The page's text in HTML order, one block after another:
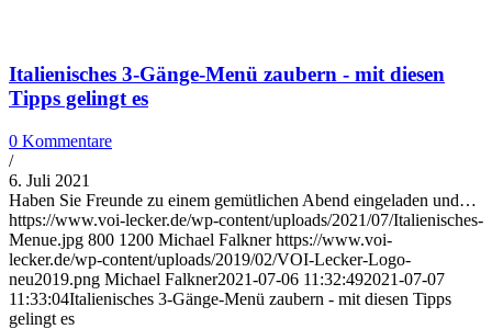
Italienisches 3-Gänge-Menü zaubern - mit diesen
Tipps gelingt es
0 Kommentare
/
6. Juli 2021
Haben Sie Freunde zu einem gemütlichen Abend eingeladen und…
https://www.voi-lecker.de/wp-content/uploads/2021/07/Italienisches-
Menue.jpg 800 1200 Michael Falkner https://www.voi-
lecker.de/wp-content/uploads/2019/02/VOI-Lecker-Logo-
neu2019.png Michael Falkner2021-07-06 11:32:492021-07-07
11:33:04Italienisches 3-Gänge-Menü zaubern - mit diesen Tipps
gelingt es